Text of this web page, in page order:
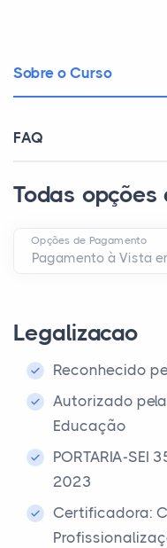
Sobre o Curso
FAQ
Todas
Opções de Pagamento
Legalizacao
Reconhecido
Autorizado
Educação
PORTARIA-
2023
Certificadora: